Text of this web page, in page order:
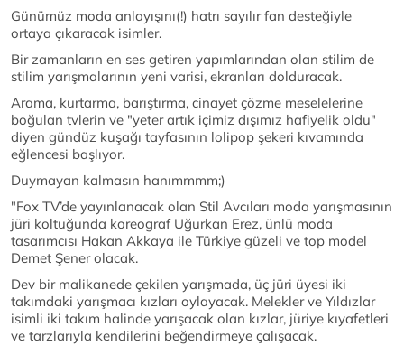
Günümüz moda anlayışını(!) hatrı sayılır fan desteğiyle
ortaya çıkaracak isimler.
Bir zamanların en ses getiren yapımlarından olan stilim de
stilim yarışmalarının yeni varisi, ekranları dolduracak.
Arama, kurtarma, barıştırma, cinayet çözme meselelerine
boğulan tvlerin ve "yeter artık içimiz dışımız hafiyelik oldu"
diyen gündüz kuşağı tayfasının lolipop şekeri kıvamında
eğlencesi başlıyor.
Duymayan kalmasın hanımmmm;)
"Fox TV’de yayınlanacak olan Stil Avcıları moda yarışmasının
jüri koltuğunda koreograf Uğurkan Erez, ünlü moda
tasarımcısı Hakan Akkaya ile Türkiye güzeli ve top model
Demet Şener olacak.
Dev bir malikanede çekilen yarışmada, üç jüri üyesi iki
takımdaki yarışmacı kızları oylayacak. Melekler ve Yıldızlar
isimli iki takım halinde yarışacak olan kızlar, jüriye kıyafetleri
ve tarzlarıyla kendilerini beğendirmeye çalışacak.